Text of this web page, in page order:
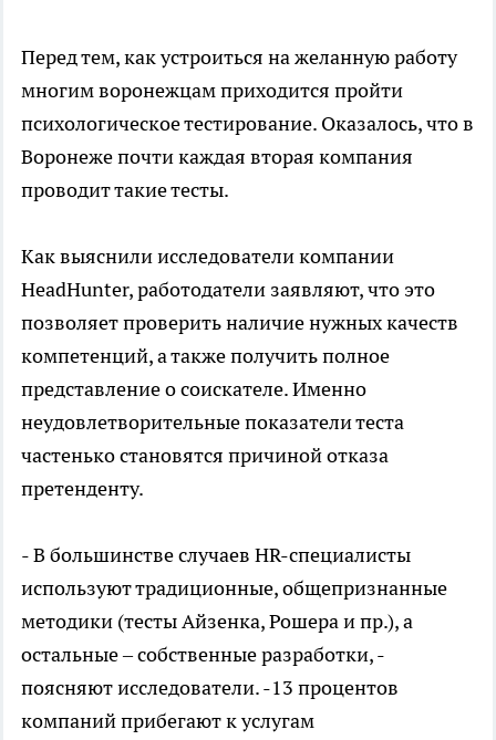
Перед тем, как устроиться на желанную работу
многим воронежцам приходится пройти
психологическое тестирование. Оказалось, что в
Воронеже почти каждая вторая компания
проводит такие тесты.
Как выяснили исследователи компании
HeadHunter, работодатели заявляют, что это
позволяет проверить наличие нужных качеств
компетенций, а также получить полное
представление о соискателе. Именно
неудовлетворительные показатели теста
частенько становятся причиной отказа
претенденту.
- В большинстве случаев HR-специалисты
используют традиционные, общепризнанные
методики (тесты Айзенка, Рошера и пр.), а
остальные – собственные разработки, -
поясняют исследователи. -13 процентов
компаний прибегают к услугам